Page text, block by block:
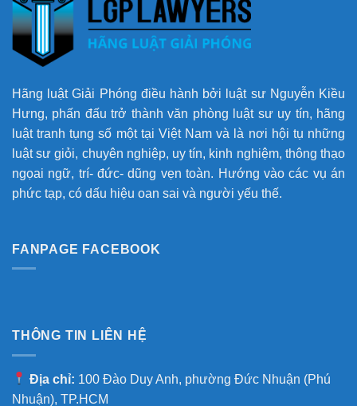
Hãng luật Giải Phóng điều hành bởi luật sư Nguyễn Kiều
Hưng, phấn đấu trở thành văn phòng luật sư uy tín, hãng
luật tranh tụng số một tại Việt Nam và là nơi hội tụ những
luật sư giỏi, chuyên nghiệp, uy tín, kinh nghiệm, thông thạo
ngọai ngữ, trí- đức- dũng vẹn toàn. Hướng vào các vụ án
phức tạp, có dấu hiệu oan sai và người yếu thế.
FANPAGE FACEBOOK
THÔNG TIN LIÊN HỆ
Địa chỉ: 100 Đào Duy Anh, phường Đức Nhuận (Phú
Nhuận), TP.HCM